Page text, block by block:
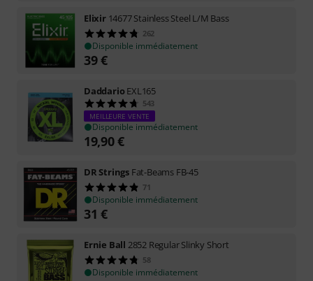
Elixir 14677 Stainless Steel L/M Bass
262
Disponible immédiatement
39€
DaddarioEXL165
543
MEILLEURE VENTE
Disponible immédiatement
19,90€
DR Strings Fat-Beams FB-45
71
Disponible immédiatement
31 €
Ernie Ball 2852 Regular Slinky Short
58
Disponible immédiatement